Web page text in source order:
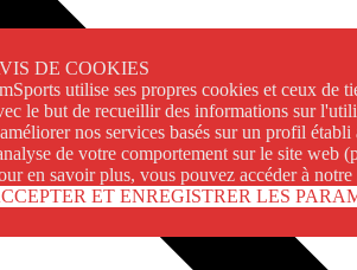
DE COOKIES
utilise ses propres cookies et ceux de
le but de recueillir des informations sur
nos services basés sur un profil
de votre comportement sur le site web
en savoir plus, vous pouvez accéder à notre
ET ENREGISTRER LES